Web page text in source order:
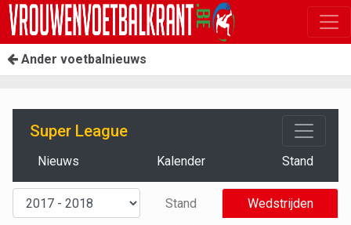
Ander voetbalnieuws
Super League
Nieuws Kalender Stand
Stand
Wedstrijden